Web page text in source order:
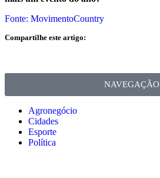
Fonte: MovimentoCountry
Compartilhe este artigo:
NAVEGAÇÃO
Agronegócio
Cidades
Esporte
Política